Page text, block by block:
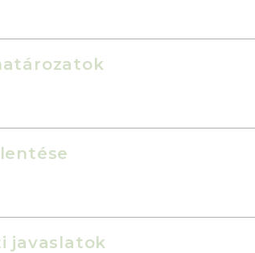
javaslatok